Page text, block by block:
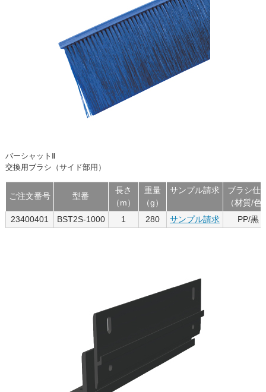
バーシャットⅡ
交換用ブラシ（サイド部用）
ご注文番号 型番
長さ
（m）
重量
（g）
23400401
BST2S-1000 1 280
サンプル請求
ブラシ仕
（材質/色
サンプル請求
PP/黒